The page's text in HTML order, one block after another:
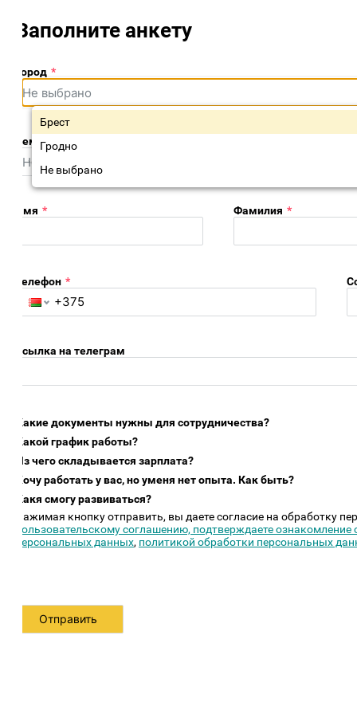
анкету
*
Брест. Подсвечен 1 из 3
хотите быть
* Фамилия*
*
на телеграм
документы нужны для сотрудничества?
график работы?
чего складывается зарплата?
работать у вас, но уменя нет опыта. Как быть?
смогу развиваться?
кнопку отправить, вы даете согласие на обработку
соглашению, подтверждаете ознакомление с
данных,политикой обработки персональных данных
Отправить
Брест
Гродно
Не выбрано